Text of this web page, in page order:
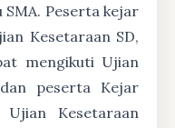
SMA. Peserta kejar
Kesetaraan SD,
mengikuti Ujian
peserta Kejar
Kesetaraan